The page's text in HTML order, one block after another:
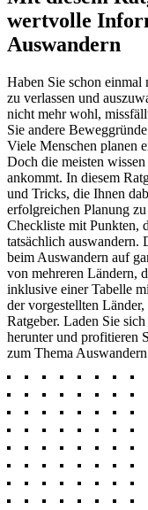
wertvolle
Auswandern
Haben Sie schon einmal
zu verlassen und
nicht mehr wohl,
Sie andere
Viele Menschen planen
Doch die meisten
ankommt. In diesem
und Tricks, die Ihnen
erfolgreichen Planung
Checkliste mit Punkten,
tatsächlich auswandern.
beim Auswandern auf
von mehreren Ländern,
inklusive einer Tabelle
der vorgestellten
Ratgeber. Laden Sie
herunter und profitieren
zum Thema